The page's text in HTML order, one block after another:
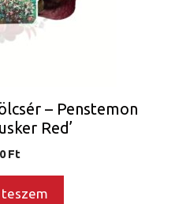
– Penstemon
Red’
Ft
teszem